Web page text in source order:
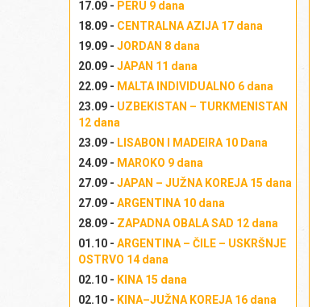
17.09 - PERU 9 dana
18.09 - CENTRALNA AZIJA 17 dana
19.09 - JORDAN 8 dana
20.09 - JAPAN 11 dana
22.09 - MALTA INDIVIDUALNO 6 dana
23.09 - UZBEKISTAN – TURKMENISTAN
12 dana
23.09 - LISABON I MADEIRA 10 Dana
24.09 - MAROKO 9 dana
27.09 - JAPAN – JUŽNA KOREJA 15 dana
27.09 - ARGENTINA 10 dana
28.09 - ZAPADNA OBALA SAD 12 dana
01.10 - ARGENTINA – ČILE – USKRŠNJE
OSTRVO 14 dana
02.10 - KINA 15 dana
02.10 - KINA–JUŽNA KOREJA 16 dana